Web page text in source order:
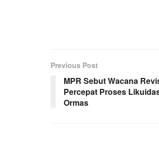
Previous Post
MPR Sebut Wacana
Percepat Proses
Ormas